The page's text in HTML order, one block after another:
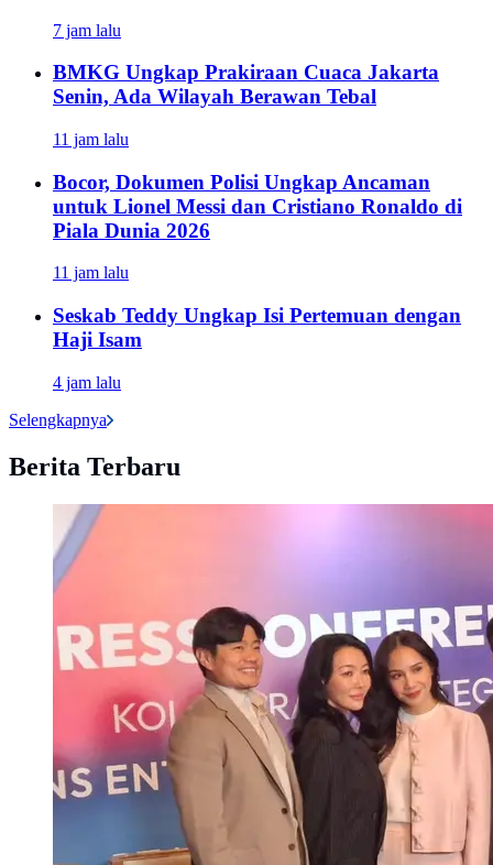
7 jam lalu
BMKG Ungkap Prakiraan Cuaca Jakarta
Senin, Ada Wilayah Berawan Tebal
11 jam lalu
Bocor, Dokumen Polisi Ungkap Ancaman
untuk Lionel Messi dan Cristiano Ronaldo di
Piala Dunia 2026
11 jam lalu
Seskab Teddy Ungkap Isi Pertemuan dengan
Haji Isam
4 jam lalu
Selengkapnya
Berita Terbaru